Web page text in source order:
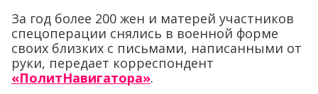
За год более 200 жен и матерей участников
спецоперации снялись в военной форме
своих близких с письмами, написанными от
руки, передает корреспондент
«ПолитНавигатора».